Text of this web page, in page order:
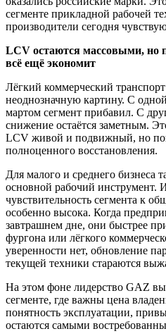
сегменте прикладной рабочей
производители сегодня
LCV остаются массовыми, но
всё ещё экономит
Лёгкий коммерческий
неоднозначную картину. С
мартом сегмент прибавил. С
снижение остаётся заметным.
LCV живой и подвижный, но
полноценного восстановления.
Для малого и среднего
основной рабочий инструмент.
чувствительность сегмента к
особенно высока. Когда
завтрашнем дне, они быстрее
фургона или лёгкого
уверенности нет, обновление
текущей техники стараются
На этом фоне лидерство GAZ
сегменте, где важны цена
понятность эксплуатации,
остаются самыми